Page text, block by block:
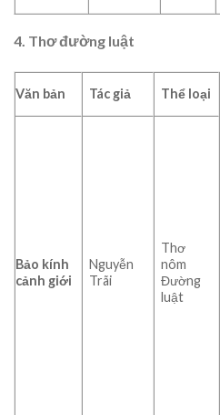
4. Thơ đường luật
Văn bản Tác giả Thể loại
Bảo kính
cảnh giới
Nguyễn
Trãi
Thơ
nôm
Đường
luật